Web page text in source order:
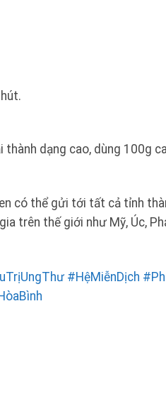
dạng cao, dùng 100g
có thể gửi tới tất cả tỉnh
trên thế giới như Mỹ, Úc,
#HệMiễnDịch